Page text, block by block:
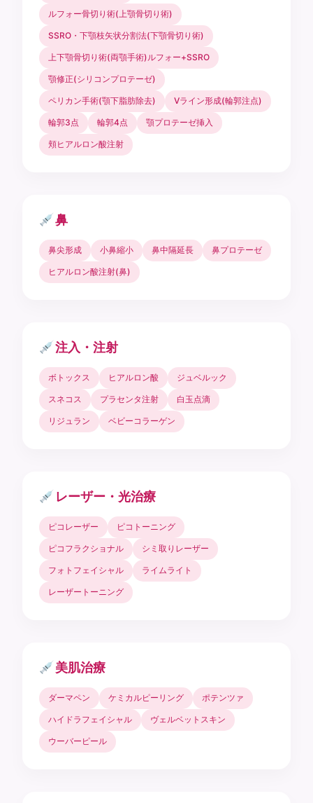
ルフォー骨切り術(上顎骨切り術)
SSRO・下顎枝矢状分割法(下顎骨切り術)
上下顎骨切り術(両顎手術)ルフォー+SSRO
顎修正(シリコンプロテーゼ)
ペリカン手術(顎下脂肪除去) Vライン形成(輪郭注点)
輪郭3点 輪郭4点 顎プロテーゼ挿入
頬ヒアルロン酸注射
鼻
鼻尖形成 小鼻縮小 鼻中隔延長 鼻プロテーゼ
ヒアルロン酸注射(鼻)
注入・注射
ボトックス ヒアルロン酸 ジュベルック
スネコス プラセンタ注射 白玉点滴
リジュラン ベビーコラーゲン
レーザー・光治療
ピコレーザー ピコトーニング
ピコフラクショナル シミ取りレーザー
フォトフェイシャル ライムライト
レーザートーニング
美肌治療
ダーマペン ケミカルピーリング ポテンツァ
ハイドラフェイシャル ヴェルベットスキン
ウーバーピール